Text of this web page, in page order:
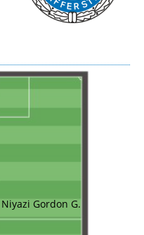
Niyazi Gordon G.